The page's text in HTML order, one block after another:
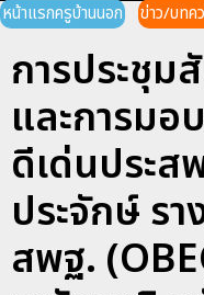
หน้าแรกครูบ้านนอก ข่าว/บทค
การประชุม
และการมอ
ดีเด่นประส
ประจักษ์ ร
สพฐ.